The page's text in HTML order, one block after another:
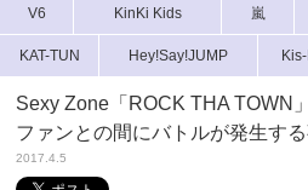
V6 KinKi Kids 嵐
KAT-TUN Hey!Say!JUMP
Sexy Zone「ROCK THA TOWN
ファンとの間にバトルが発生す
2017.4.5